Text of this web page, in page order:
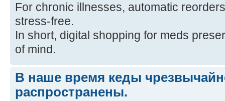
For chronic illnesses, automatic
stress‑free.
In short, digital shopping for meds
of mind.
В наше время кеды
распространены.